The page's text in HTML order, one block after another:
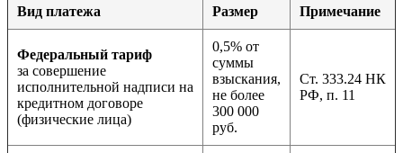
Вид платежа Размер Примечание
Федеральный тариф
за совершение
исполнительной надписи на
кредитном договоре
(физические лица)
0,5% от
суммы
взыскания,
не более
300 000
руб.
Ст. 333.24 НК
РФ, п. 11